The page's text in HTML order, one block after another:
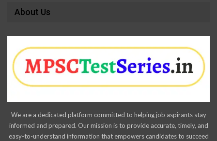
About Us
We are a dedicated platform committed to helping job aspirants stay
informed and prepared. Our mission is to provide accurate, timely, and
easy-to-understand information that empowers candidates to succeed